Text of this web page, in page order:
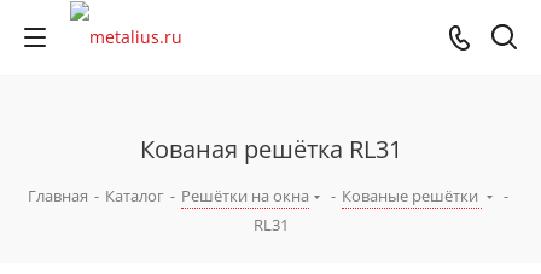
Кованая решётка RL31
Главная - Каталог - Решётки на окна - Кованые решётки
-
RL31